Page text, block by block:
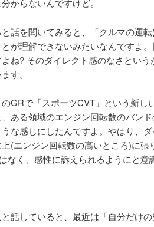
からないんですけど。
話を聞いてみると、「クルマの運
が理解できないみたいなんですよ
ね? そのダイレクト感のなさとい
す。
GRで「スポーツCVT」という新し
ある領域のエンジン回転数のバン
な感じにしたんですよ。やはり、
(エンジン回転数の高いところ)に張
なく、感性に訴えられるようにと意
話していると、最近は「自分だけ